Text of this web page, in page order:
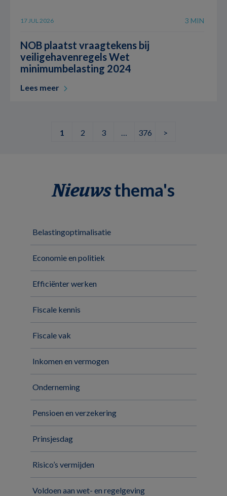
17 JUL 2026 3 MIN
NOB plaatst vraagtekens bij
veiligehavenregels Wet
minimumbelasting 2024
Lees meer
1 2 3 … 376 >
Nieuwsthema's
Belastingoptimalisatie
Economie en politiek
Efficiënter werken
Fiscale kennis
Fiscale vak
Inkomen en vermogen
Onderneming
Pensioen en verzekering
Prinsjesdag
Risico’s vermijden
Voldoen aan wet- en regelgeving